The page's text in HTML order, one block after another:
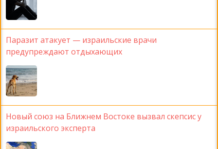
Паразит атакует — израильские врачи
предупреждают отдыхающих
Новый союз на Ближнем Востоке вызвал скепсис у
израильского эксперта